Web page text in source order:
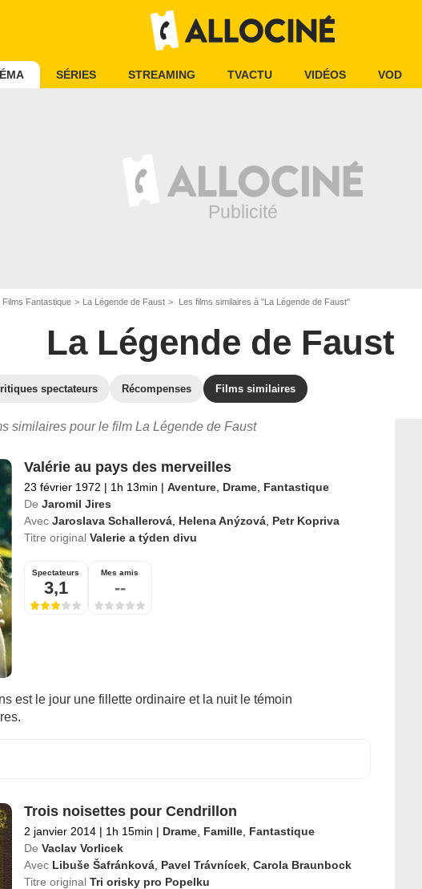
SÉRIES STREAMING TVACTU VIDÉOS VOD
Films Fantastique La Légende de Faust Les films similaires à "La Légende de Faust"
La Légende de Faust
spectateurs Récompenses Films similaires
similaires pour le film La Légende de Faust
Valérie au pays des merveilles
23 février 1972 | 1h 13min | Aventure, Drame, Fantastique
De Jaromil Jires
Avec Jaroslava Schallerová, Helena Anýzová, Petr Kopriva
Titre original Valerie a týden divu
Spectateurs
3,1
Mes amis
--
est le jour une fillette ordinaire et la nuit le témoin
Trois noisettes pour Cendrillon
2 janvier 2014 | 1h 15min | Drame, Famille, Fantastique
De Vaclav Vorlicek
Avec Libuše Šafránková, Pavel Trávnícek, Carola Braunbock
Titre original Tri orisky pro Popelku